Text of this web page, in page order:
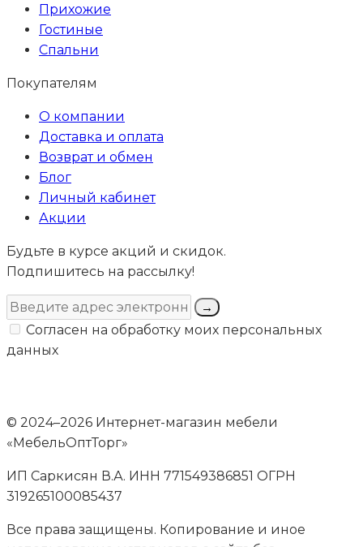
Прихожие
Гостиные
Спальни
Покупателям
О компании
Доставка и оплата
Возврат и обмен
Блог
Личный кабинет
Акции
Будьте в курсе акций и скидок.
Подпишитесь на рассылку!
→
Согласен на обработку моих персональных
данных
© 2024–2026 Интернет-магазин мебели
«МебельОптТорг»
ИП Саркисян В.А. ИНН 771549386851 ОГРН
319265100085437
Все права защищены. Копирование и иное